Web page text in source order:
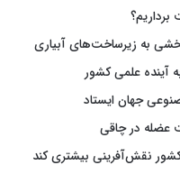
به زیرساخت‌های آبیاری
آینده علمی کشور
جهان ایستاد
عضله در چاقی
نقش‌آفرینی بیشتری کند